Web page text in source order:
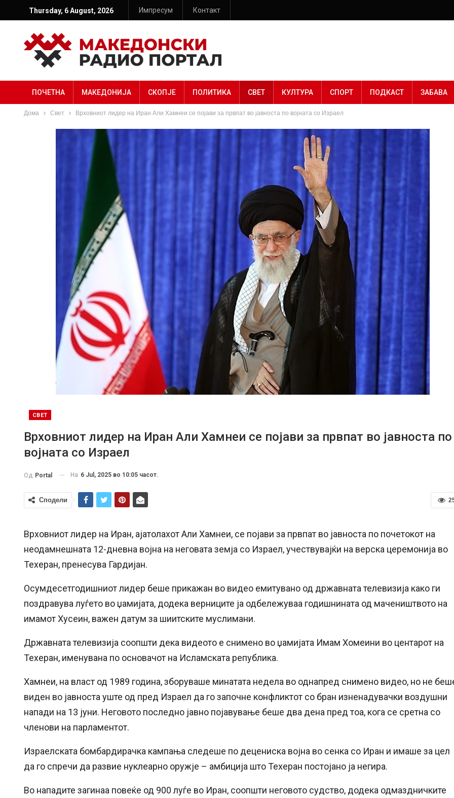
Thursday, 6 August, 2026 Импресум Контакт
ПОЧЕТНА МАКЕДОНИЈА СКОПЈЕ ПОЛИТИКА СВЕТ КУЛТУРА СПОРТ ПОДКАСТ ЗАБАВА
Дома Свет Врховниот лидер на Иран Али Хамнеи се појави за првпат во јавноста по војната со Израел
СВЕТ
Врховниот лидер на Иран Али Хамнеи се појави за првпат во јавноста по
војната со Израел
Од Portal На 6 Jul, 2025 во 10:05 часот.
Сподели
Врховниот лидер на Иран, ајатолахот Али Хамнеи, се појави за првпат во јавноста по почетокот на
неодамнешната 12-дневна војна на неговата земја со Израел, учествувајќи на верска церемонија во
Техеран, пренесува Гардијан.
Осумдесетгодишниот лидер беше прикажан во видео емитувано од државната телевизија како ги
поздравува луѓето во џамијата, додека верниците ја одбележуваа годишнината од мачеништвото на
имамот Хусеин, важен датум за шиитските муслимани.
Државната телевизија соопшти дека видеото е снимено во џамијата Имам Хомеини во центарот на
Техеран, именувана по основачот на Исламската република.
Хамнеи, на власт од 1989 година, зборуваше минатата недела во однапред снимено видео, но не
виден во јавноста уште од пред Израел да го започне конфликтот со бран изненадувачки воздушни
напади на 13 јуни. Неговото последно јавно појавување беше два дена пред тоа, кога се сретна со
членови на парламентот.
Израелската бомбардирачка кампања следеше по децениска војна во сенка со Иран и имаше за цел
да го спречи да развие нуклеарно оружје – амбиција што Техеран постојано ја негира.
Во нападите загинаа повеќе од 900 луѓе во Иран, соопшти неговото судство, додека одмаздничките